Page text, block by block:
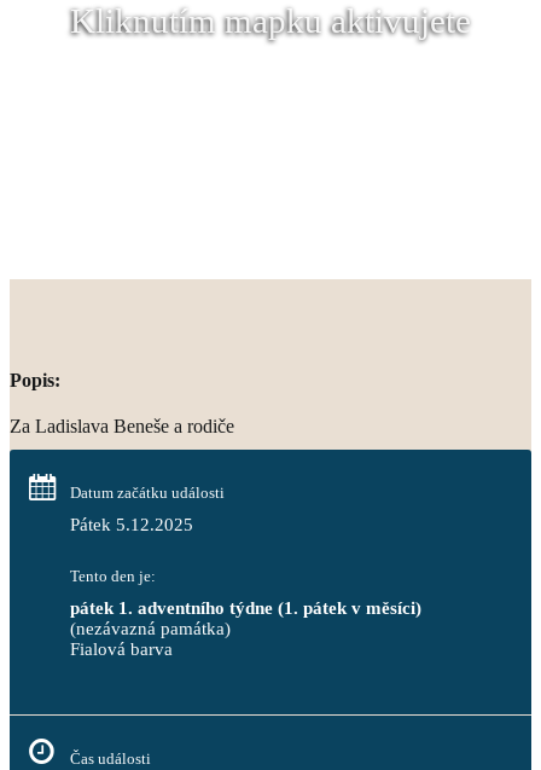
Kliknutím mapku aktivujete
Popis:
Za Ladislava Beneše a rodiče
Datum začátku události
Pátek 5.12.2025
Tento den je:
pátek 1. adventního týdne (1. pátek v měsíci)
(nezávazná památka)
Fialová barva
Čas události